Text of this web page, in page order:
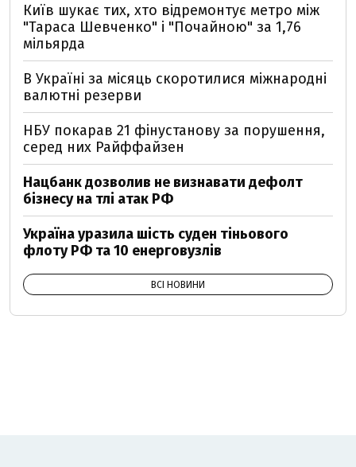
Київ шукає тих, хто відремонтує метро між
"Тараса Шевченко" і "Почайною" за 1,76
мільярда
В Україні за місяць скоротилися міжнародні
валютні резерви
НБУ покарав 21 фінустанову за порушення,
серед них Райффайзен
Нацбанк дозволив не визнавати дефолт
бізнесу на тлі атак РФ
Україна уразила шість суден тіньового
флоту РФ та 10 енерговузлів
ВСІ НОВИНИ